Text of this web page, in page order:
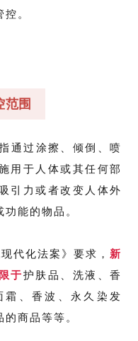
。
范围
通过涂擦、倾倒、喷
用于人体或其任何部
引力或者改变人体外
能的物品。
代化法案》要求， 新
于护肤品、洗液、香
、香波、永久染发
商品等等。